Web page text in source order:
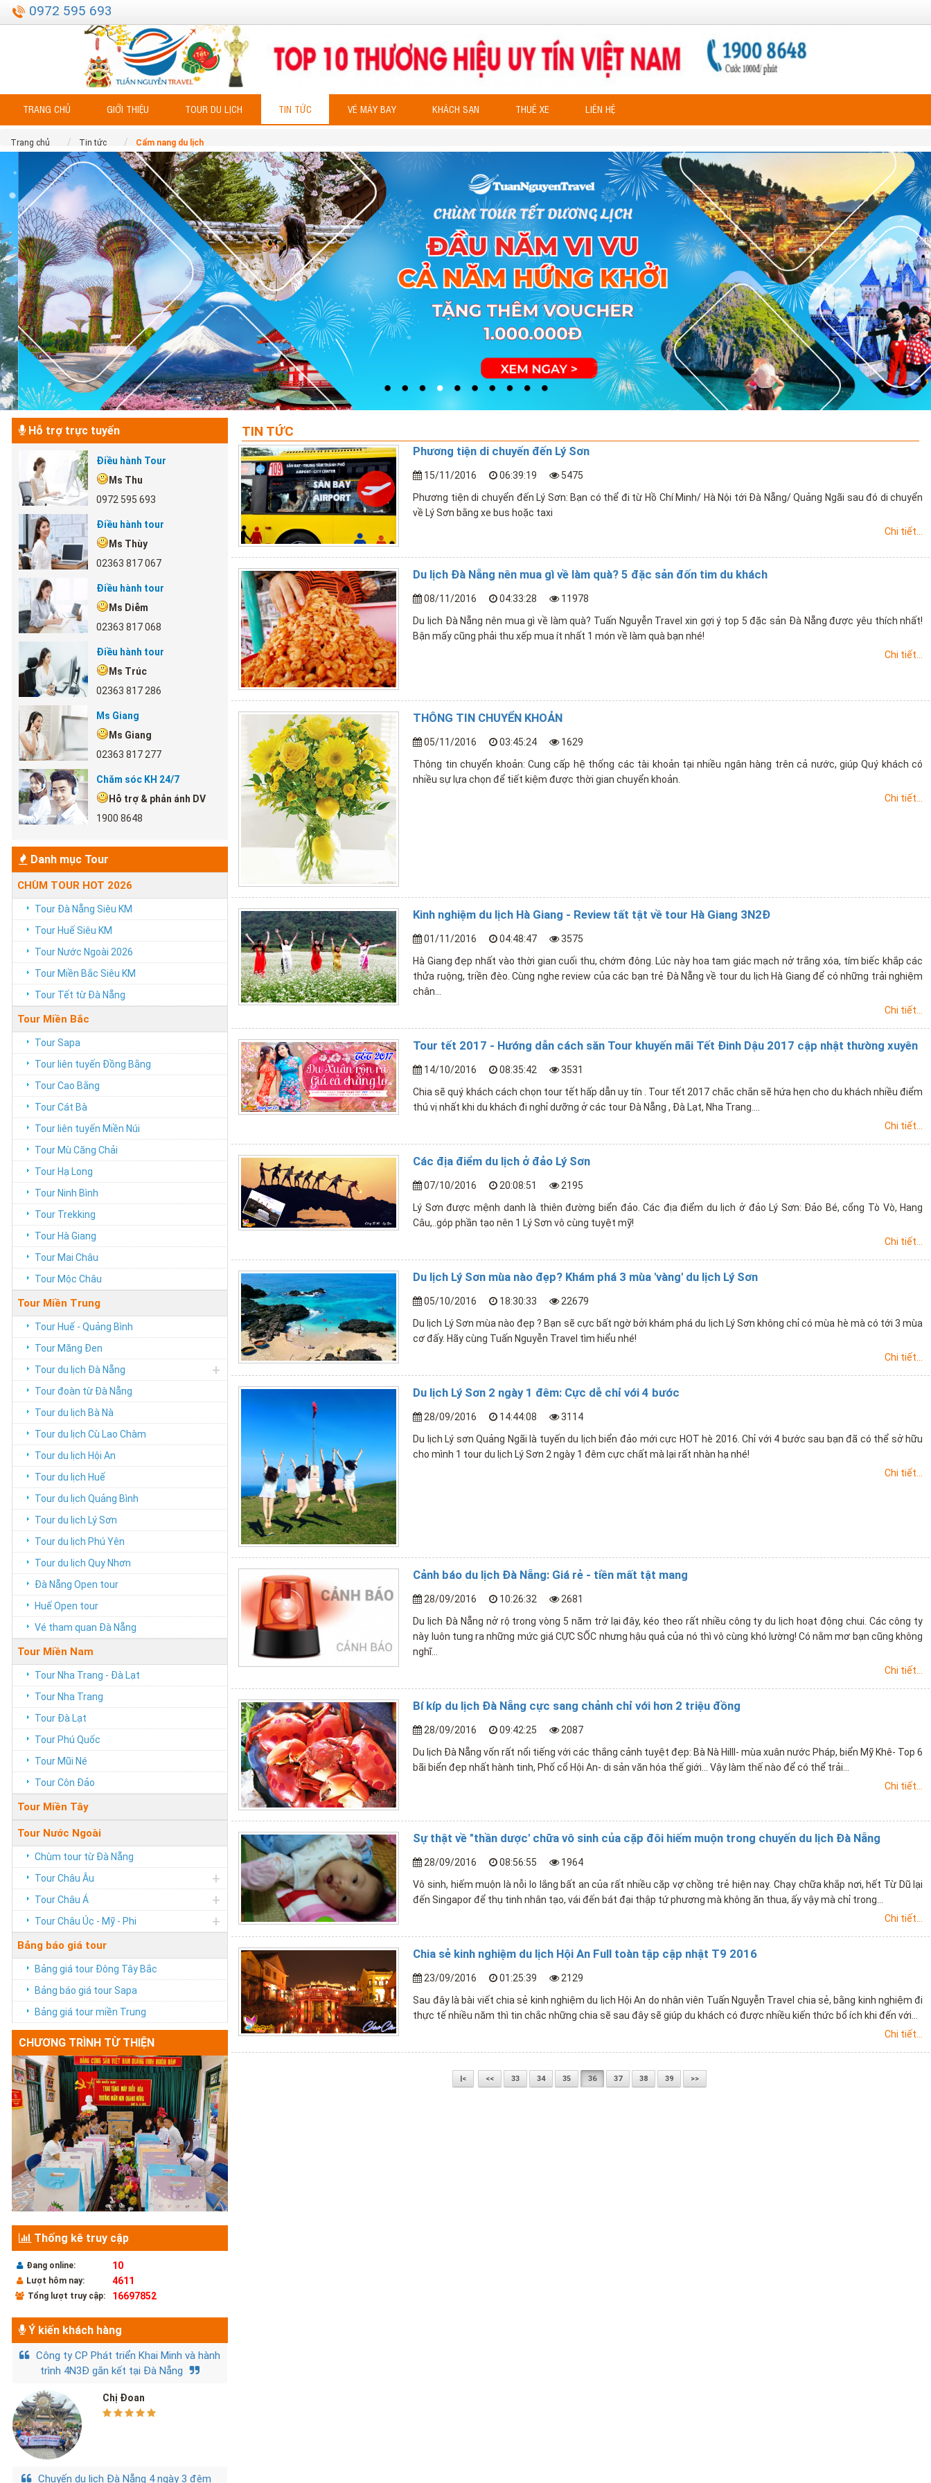
0972 595 693
TRANG CHỦ GIỚI THIỆU TOUR DU LỊCH TIN TỨC VÉ MÁY BAY KHÁCH SẠN THUÊ XE LIÊN HỆ
Trang chủ Tin tức Cẩm nang du lịch
Hỗ trợ trực tuyến
Điều hành Tour
Ms Thu
0972 595 693
Điều hành tour
Ms Thùy
02363 817 067
Điều hành tour
Ms Diễm
02363 817 068
Điều hành tour
Ms Trúc
02363 817 286
Ms Giang
Ms Giang
02363 817 277
Chăm sóc KH 24/7
Hỗ trợ & phản ánh DV
1900 8648
Danh mục Tour
CHÙM TOUR HOT 2026
Tour Đà Nẵng Siêu KM
Tour Huế Siêu KM
Tour Nước Ngoài 2026
Tour Miền Bắc Siêu KM
Tour Tết từ Đà Nẵng
Tour Miền Bắc
Tour Sapa
Tour liên tuyến Đồng Bằng
Tour Cao Bằng
Tour Cát Bà
Tour liên tuyến Miền Núi
Tour Mù Căng Chải
Tour Hạ Long
Tour Ninh Bình
Tour Trekking
Tour Hà Giang
Tour Mai Châu
Tour Mộc Châu
Tour Miền Trung
Tour Huế - Quảng Bình
Tour Măng Đen
Tour du lịch Đà Nẵng
+
Tour đoàn từ Đà Nẵng
Tour du lịch Bà Nà
Tour du lịch Cù Lao Chàm
Tour du lịch Hội An
Tour du lịch Huế
Tour du lịch Quảng Bình
Tour du lịch Lý Sơn
Tour du lịch Phú Yên
Tour du lịch Quy Nhơn
Đà Nẵng Open tour
Huế Open tour
Vé tham quan Đà Nẵng
Tour Miền Nam
Tour Nha Trang - Đà Lạt
Tour Nha Trang
Tour Đà Lạt
Tour Phú Quốc
Tour Mũi Né
Tour Côn Đảo
Tour Miền Tây
Tour Nước Ngoài
Chùm tour từ Đà Nẵng
Tour Châu Âu
+
Tour Châu Á +
Tour Châu Úc - Mỹ - Phi +
Bảng báo giá tour
Bảng giá tour Đông Tây Bắc
Bảng báo giá tour Sapa
Bảng giá tour miền Trung
CHƯƠNG TRÌNH TỪ THIỆN
Thống kê truy cập
Đang online: 10
Lượt hôm nay: 4611
Tổng lượt truy cập: 16697852
Ý kiến khách hàng
Công ty CP Phát triển Khai Minh và hành
trình 4N3Đ gắn kết tại Đà Nẵng
Chị Đoan
Chuyến du lịch Đà Nẵng 4 ngày 3 đêm
TIN TỨC
Phương tiện di chuyến đến Lý Sơn
15/11/2016 06:39:19
5475
Phương tiện di chuyển đến Lý Sơn: Bạn có thể đi từ Hồ Chí Minh/ Hà Nội tới Đà Nẵng/ Quảng Ngãi sau đó di chuyển
về Lý Sơn bằng xe bus hoặc taxi
Chi tiết...
Du lịch Đà Nẵng nên mua gì về làm quà? 5 đặc sản đốn tim du khách
08/11/2016 04:33:28
11978
Du lịch Đà Nẵng nên mua gì về làm quà? Tuấn Nguyễn Travel xin gợi ý top 5 đặc sản Đà Nẵng được yêu thích nhất!
Bận mấy cũng phải thu xếp mua ít nhất 1 món về làm quà bạn nhé!
Chi tiết...
THÔNG TIN CHUYỂN KHOẢN
05/11/2016 03:45:24
1629
Thông tin chuyển khoản: Cung cấp hệ thống các tài khoản tại nhiều ngân hàng trên cả nước, giúp Quý khách có
nhiều sự lựa chọn để tiết kiệm được thời gian chuyển khoản.
Chi tiết...
Kinh nghiệm du lịch Hà Giang - Review tất tật về tour Hà Giang 3N2Đ
01/11/2016 04:48:47
3575
Hà Giang đẹp nhất vào thời gian cuối thu, chớm đông. Lúc này hoa tam giác mạch nở trắng xóa, tím biếc khắp các
thửa ruộng, triền đèo. Cùng nghe review của các bạn trẻ Đà Nẵng về tour du lịch Hà Giang để có những trải nghiệm
chân...
Chi tiết...
Tour tết 2017 - Hướng dẫn cách săn Tour khuyến mãi Tết Đinh Dậu 2017 cập nhật thường xuyên
14/10/2016 08:35:42
3531
Chia sẽ quý khách cách chọn tour tết hấp dẫn uy tín . Tour tết 2017 chắc chắn sẽ hứa hẹn cho du khách nhiều điểm
thú vị nhất khi du khách đi nghỉ dưỡng ở các tour Đà Nẵng , Đà Lạt, Nha Trang....
Chi tiết...
Các địa điểm du lịch ở đảo Lý Sơn
07/10/2016 20:08:51
2195
Lý Sơn được mệnh danh là thiên đường biển đảo. Các địa điểm du lịch ở đảo Lý Sơn: Đảo Bé, cổng Tò Vò, Hang
Câu,..góp phần tạo nên 1 Lý Sơn vô cùng tuyệt mỹ!
Chi tiết...
Du lịch Lý Sơn mùa nào đẹp? Khám phá 3 mùa 'vàng' du lịch Lý Sơn
05/10/2016 18:30:33
22679
Du lịch Lý Sơn mùa nào đẹp ? Bạn sẽ cực bất ngờ bởi khám phá du lịch Lý Sơn không chỉ có mùa hè mà có tới 3 mùa
cơ đấy. Hãy cùng Tuấn Nguyễn Travel tìm hiểu nhé!
Chi tiết...
Du lịch Lý Sơn 2 ngày 1 đêm: Cực dễ chỉ với 4 bước
28/09/2016 14:44:08
3114
Du lịch Lý sơn Quảng Ngãi là tuyến du lịch biển đảo mới cực HOT hè 2016. Chỉ với 4 bước sau bạn đã có thể sở hữu
cho mình 1 tour du lịch Lý Sơn 2 ngày 1 đêm cực chất mà lại rất nhàn hạ nhé!
Chi tiết...
Cảnh báo du lịch Đà Nẵng: Giá rẻ - tiền mất tật mang
28/09/2016 10:26:32
2681
Du lịch Đà Nẵng nở rộ trong vòng 5 năm trở lại đây, kéo theo rất nhiều công ty du lịch hoạt động chui. Các công ty
này luôn tung ra những mức giá CỰC SỐC nhưng hậu quả của nó thì vô cùng khó lường! Có nằm mơ bạn cũng không
nghĩ...
Chi tiết...
Bí kíp du lịch Đà Nẵng cực sang chảnh chỉ với hơn 2 triệu đồng
28/09/2016 09:42:25
2087
Du lịch Đà Nẵng vốn rất nổi tiếng với các thắng cảnh tuyệt đẹp: Bà Nà Hilll- mùa xuân nước Pháp, biển Mỹ Khê- Top 6
bãi biển đẹp nhất hành tinh, Phố cổ Hội An- di sản văn hóa thế giới... Vậy làm thế nào để có thể trải...
Chi tiết...
Sự thật về "thần dược' chữa vô sinh của cặp đôi hiếm muộn trong chuyến du lịch Đà Nẵng
28/09/2016 08:56:55
1964
Vô sinh, hiếm muộn là nỗi lo lắng bất an của rất nhiều cặp vợ chồng trẻ hiện nay. Chạy chữa khắp nơi, hết Từ Dũ lại
đến Singapor để thụ tinh nhân tạo, vái đến bát đại thập tứ phương mà không ăn thua, ấy vậy mà chỉ trong...
Chi tiết...
Chia sẻ kinh nghiệm du lịch Hội An Full toàn tập cập nhật T9 2016
23/09/2016 01:25:39
2129
Sau đây là bài viết chia sẻ kinh nghiệm du lịch Hội An do nhân viên Tuấn Nguyễn Travel chia sẻ, bằng kinh nghiệm đi
thực tế nhiều năm thì tin chắc những chia sẽ sau đây sẽ giúp du khách có được nhiều kiến thức bổ ích khi đến với...
Chi tiết...
|< << 33 34 35 36 37 38 39 >>